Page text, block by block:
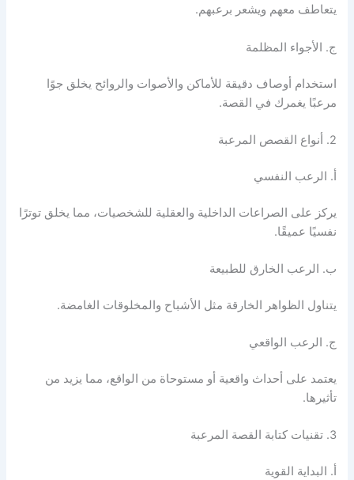
يتعاطف معهم ويشعر برعبهم.​
ج. الأجواء المظلمة
استخدام أوصاف دقيقة للأماكن والأصوات والروائح يخلق جوًا
مرعبًا يغمرك في القصة.​
2. أنواع القصص المرعبة
أ. الرعب النفسي
يركز على الصراعات الداخلية والعقلية للشخصيات، مما يخلق توترًا
نفسيًا عميقًا.​
ب. الرعب الخارق للطبيعة
يتناول الظواهر الخارقة مثل الأشباح والمخلوقات الغامضة.​
ج. الرعب الواقعي
يعتمد على أحداث واقعية أو مستوحاة من الواقع، مما يزيد من
تأثيرها.​
3. تقنيات كتابة القصة المرعبة
أ. البداية القوية